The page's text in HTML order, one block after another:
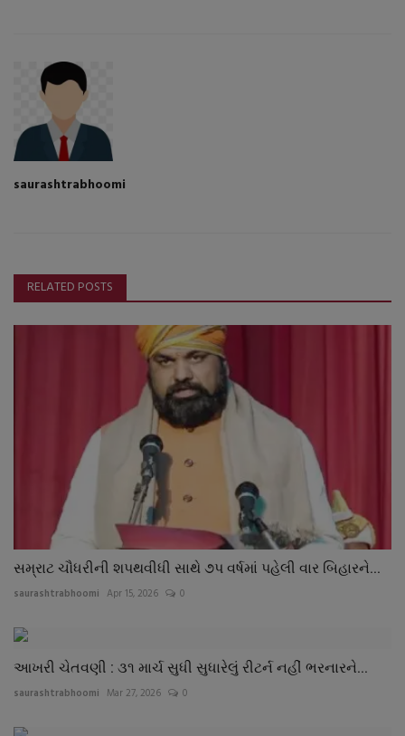
saurashtrabhoomi
RELATED POSTS
સમ્રાટ ચૌધરીની શપથવીધી સાથે ૭પ વર્ષમાં પહેલી વાર બિહારને...
saurashtrabhoomi Apr 15, 2026 0
આખરી ચેતવણી : ૩૧ માર્ચ સુધી સુધારેલું રીટર્ન નહીં ભરનારને...
saurashtrabhoomi Mar 27, 2026 0